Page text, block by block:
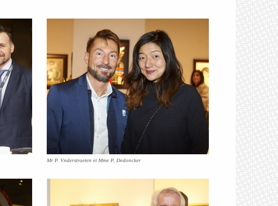
Mr P. Vnderstraeten et Mme P. Dedoncker